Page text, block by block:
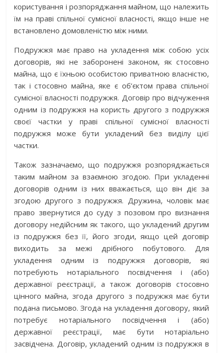
користування і розпоряджання майном, що належить
їм на праві спільної сумісної власності, якщо інше не
встановлено домовленістю між ними.
Подружжя має право на укладення між собою усіх
договорів, які не заборонені законом, як стосовно
майна, що є їхньою особистою приватною власністю,
так і стосовно майна, яке є об’єктом права спільної
сумісної власності подружжя. Договір про відчуження
одним із подружжя на користь другого з подружжя
своєї частки у праві спільної сумісної власності
подружжя може бути укладений без виділу цієї
частки.
Також зазначаємо, що подружжя розпоряджається
таким майном за взаємною згодою. При укладенні
договорів одним із них вважається, що він діє за
згодою другого з подружжя. Дружина, чоловік має
право звернутися до суду з позовом про визнання
договору недійсним як такого, що укладений другим
із подружжя без її, його згоди, якщо цей договір
виходить за межі дрібного побутового. Для
укладення одним із подружжя договорів, які
потребують нотаріального посвідчення і (або)
державної реєстрації, а також договорів стосовно
цінного майна, згода другого з подружжя має бути
подана письмово. Згода на укладення договору, який
потребує нотаріального посвідчення і (або)
державної реєстрації, має бути нотаріально
засвідчена. Договір, укладений одним із подружжя в